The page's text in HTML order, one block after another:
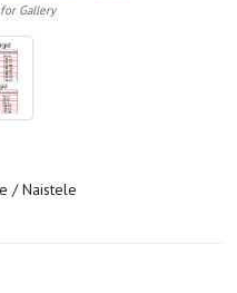
Gallery
/ Naistele